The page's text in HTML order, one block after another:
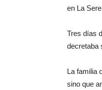
en La
Tres días
decretaba
La familia
sino que